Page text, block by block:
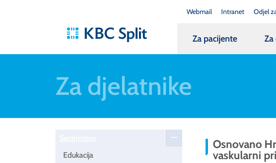
Webmail Intranet Odjel
Za pacijente Za
Za djelatnike
Edukacija
Osnovano
vaskularni